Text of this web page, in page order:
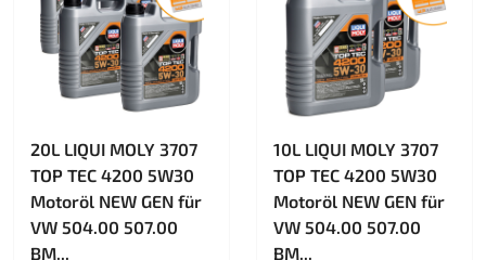
20L LIQUI MOLY 3707
TOP TEC 4200 5W30
Motoröl NEW GEN für
VW 504.00 507.00
BM...
10L LIQUI MOLY 3707
TOP TEC 4200 5W30
Motoröl NEW GEN für
VW 504.00 507.00
BM...